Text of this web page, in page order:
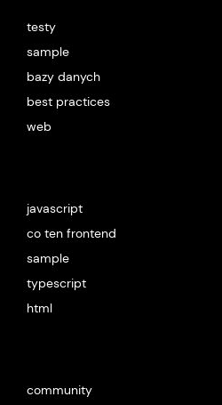
testy
sample
bazy danych
best practices
web
javascript
co ten frontend
sample
typescript
html
community